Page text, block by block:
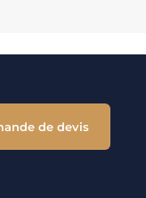
de devis